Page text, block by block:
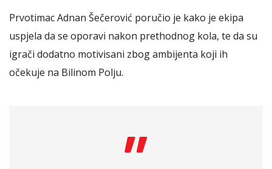
Prvotimac Adnan Šečerović poručio je kako je ekipa
uspjela da se oporavi nakon prethodnog kola, te da su
igrači dodatno motivisani zbog ambijenta koji ih
očekuje na Bilinom Polju.